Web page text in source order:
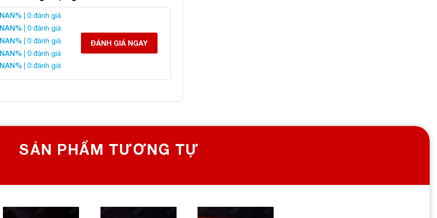
Đá Thạch Anh Trắng
liên hệ:
SỐ 1 VỀ ĐÁ PHONG THỦY
NAN% | 0 đánh giá
NAN% | 0 đánh giá
NAN% | 0 đánh giá
NAN% | 0 đánh giá
NAN% | 0 đánh giá
ĐÁNH GIÁ NGAY
SẢN PHẨM TƯƠNG TỰ